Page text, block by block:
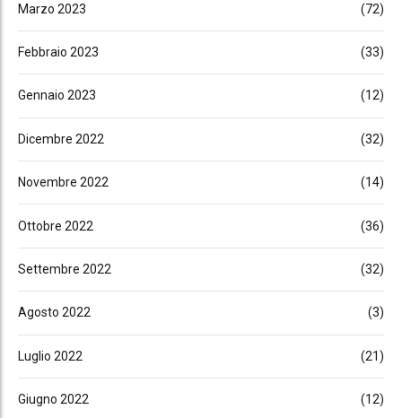
Marzo 2023 (72)
Febbraio 2023 (33)
Gennaio 2023 (12)
Dicembre 2022 (32)
Novembre 2022 (14)
Ottobre 2022 (36)
Settembre 2022 (32)
Agosto 2022 (3)
Luglio 2022 (21)
Giugno 2022 (12)